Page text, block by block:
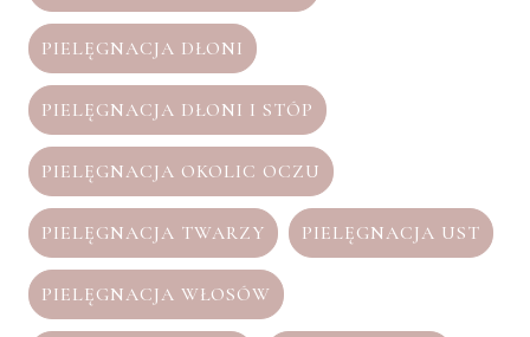
PIELĘGNACJA DŁONI
PIELĘGNACJA DŁONI I STÓP
PIELĘGNACJA OKOLIC OCZU
PIELĘGNACJA TWARZY PIELĘGNACJA UST
PIELĘGNACJA WŁOSÓW